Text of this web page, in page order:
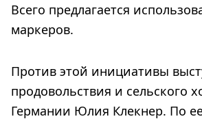
Всего предлагается
маркеров.
Против этой инициативы
продовольствия и сельского
Германии Юлия Клекнер. По